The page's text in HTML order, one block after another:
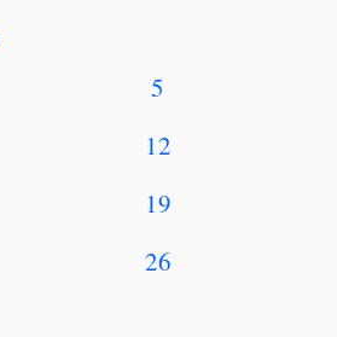
5
12
19
26